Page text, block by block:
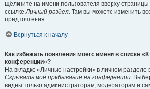
щёлкните на имени пользователя вверху
ссылкеЛичный раздел. Там вы можете изменить
предпочтения.
Вернуться к началу
Как избежать появления моего имени в списке
конференции»?
На вкладке «Личные настройки» в личном
Скрывать моё пребывание на конференции.
видны только администраторам, модераторам и